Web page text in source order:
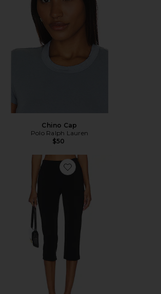
Chino Cap
Polo Ralph Lauren
$50
Favorite x REVOLVE Capri Pants